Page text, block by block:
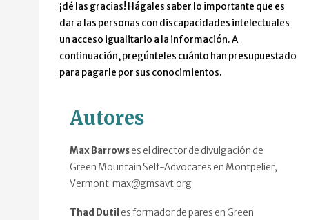
¡dé las gracias! Hágales saber lo importante que es
dar a las personas con discapacidades intelectuales
un acceso igualitario a la información. A
continuación, pregúnteles cuánto han presupuestado
para pagarle por sus conocimientos.
Autores
Max Barrowses el director de divulgación de
Green Mountain Self-Advocates en Montpelier,
Vermont. max@gmsavt.org
Thad Dutil es formador de pares en Green